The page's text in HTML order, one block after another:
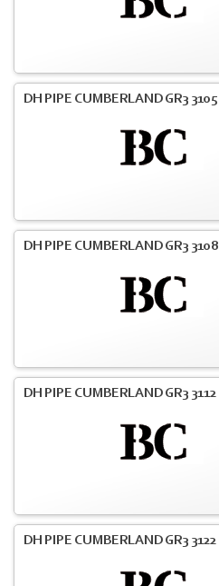
DH PIPE CUMBERLAND GR3 3105
DH PIPE CUMBERLAND GR3 3108
DH PIPE CUMBERLAND GR3 3112
DH PIPE CUMBERLAND GR3 3122